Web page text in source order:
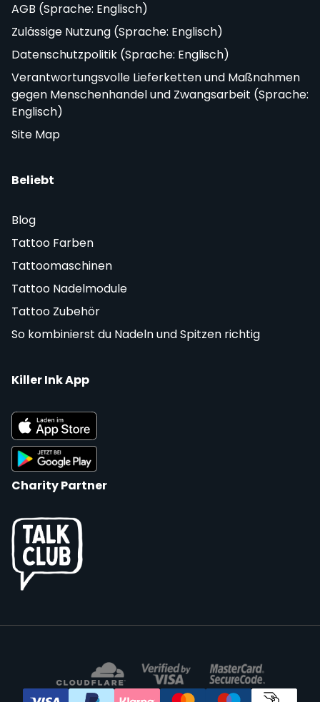
AGB (Sprache: Englisch)
Zulässige Nutzung (Sprache: Englisch)
Datenschutzpolitik (Sprache: Englisch)
Verantwortungsvolle Lieferketten und Maßnahmen
gegen Menschenhandel und Zwangsarbeit (Sprache:
Englisch)
Site Map
Beliebt
Blog
Tattoo Farben
Tattoomaschinen
Tattoo Nadelmodule
Tattoo Zubehör
So kombinierst du Nadeln und Spitzen richtig
Killer Ink App
Charity Partner